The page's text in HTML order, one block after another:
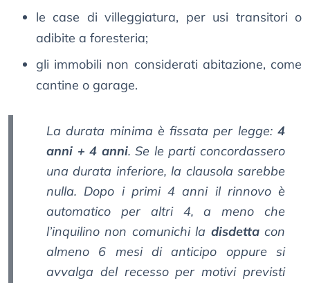
le case di villeggiatura, per usi transitori o
adibite a foresteria;
gli immobili non considerati abitazione, come
cantine o garage.
La durata minima è fissata per legge: 4
anni + 4 anni. Se le parti concordassero
una durata inferiore, la clausola sarebbe
nulla. Dopo i primi 4 anni il rinnovo è
automatico per altri 4, a meno che
l’inquilino non comunichi la disdettacon
almeno 6 mesi di anticipo oppure si
avvalga del recesso per motivi previsti